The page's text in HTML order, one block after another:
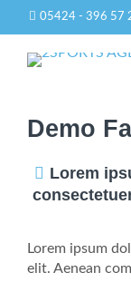
05424 - 396 57
Demo
Lorem
Lorem ipsum
elit. Aenean